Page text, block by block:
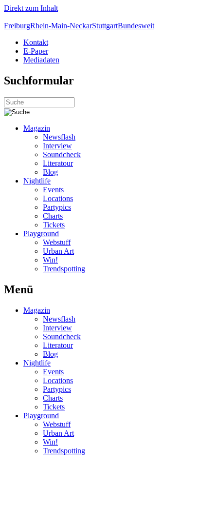
Direkt zum Inhalt
FreiburgRhein-Main-NeckarStuttgartBundesweit
Kontakt
E-Paper
Mediadaten
Suchformular
Magazin
Newsflash
Interview
Soundcheck
Literatour
Blog
Nightlife
Events
Locations
Partypics
Charts
Tickets
Playground
Webstuff
Urban Art
Win!
Trendspotting
Menü
Magazin
Newsflash
Interview
Soundcheck
Literatour
Blog
Nightlife
Events
Locations
Partypics
Charts
Tickets
Playground
Webstuff
Urban Art
Win!
Trendspotting